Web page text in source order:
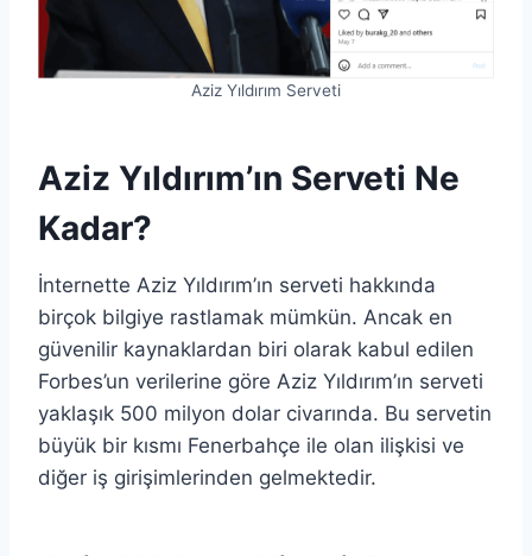
Aziz Yıldırım Serveti
Aziz Yıldırım’ın Serveti Ne
Kadar?
İnternette Aziz Yıldırım’ın serveti hakkında
birçok bilgiye rastlamak mümkün. Ancak en
güvenilir kaynaklardan biri olarak kabul edilen
Forbes’un verilerine göre Aziz Yıldırım’ın serveti
yaklaşık 500 milyon dolar civarında. Bu servetin
büyük bir kısmı Fenerbahçe ile olan ilişkisi ve
diğer iş girişimlerinden gelmektedir.